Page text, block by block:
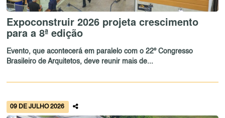
Expoconstruir 2026 projeta crescimento
para a 8ª edição
Evento, que acontecerá em paralelo com o 22º Congresso
Brasileiro de Arquitetos, deve reunir mais de...
09 DE JULHO 2026